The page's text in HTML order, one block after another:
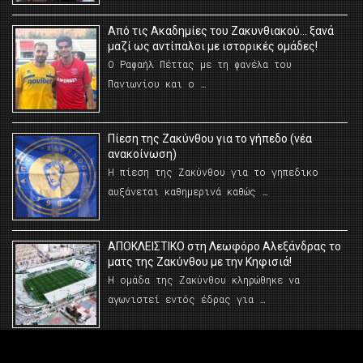
Από τις Ακαδημίες του Ζακυνθιακού… ξανά
μαζί ως αντίπαλοι με ιστορικές ομάδες!
Ο Ραφαήλ Πέττας με τη φανέλα του
Πανιωνίου και ο …
Πίεση της Ζακύνθου για το γήπεδο (νέα
ανακοίνωση)
Η πίεση της Ζακύνθου για το γηπεδικο
αυξάνεται καθημερινά καθώς …
AΠΟΚΛΕΙΣΤΙΚΟ στη Λεωφόρο Αλεξάνδρας το
ματς της Ζακύνθου με την Κηφισιά!
Η ομάδα της Ζακύνθου κληρώθηκε να
αγωνιστεί εντός έδρας για …